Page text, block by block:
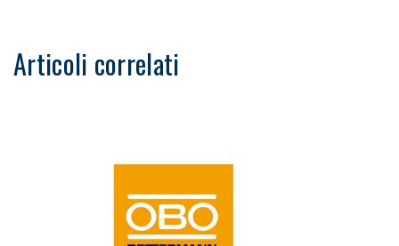
Articoli correlati